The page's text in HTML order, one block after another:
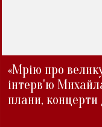
«Мрію про
інтерв'ю
плани, концерти